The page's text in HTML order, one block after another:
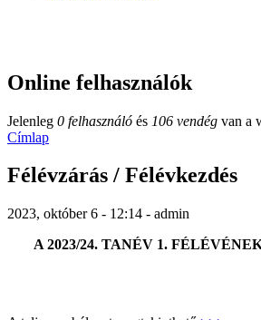
Online felhasználók
Jelenleg 0 felhasználó és 106 vendég van a
Címlap
Félévzárás / Félévkezdés
2023, október 6 - 12:14 - admin
A 2023/24. TANÉV 1.